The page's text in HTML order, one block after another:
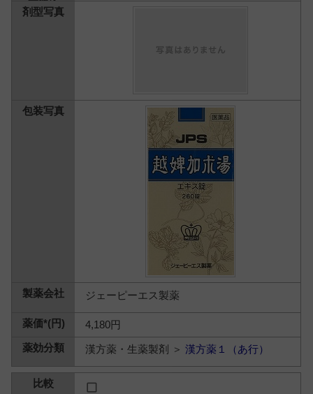
ジェーピーエス製薬
4,180円
漢方薬・生薬製剤 ＞漢方薬１（あ行）